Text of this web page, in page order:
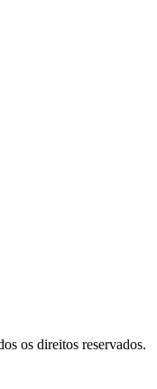
os direitos reservados.